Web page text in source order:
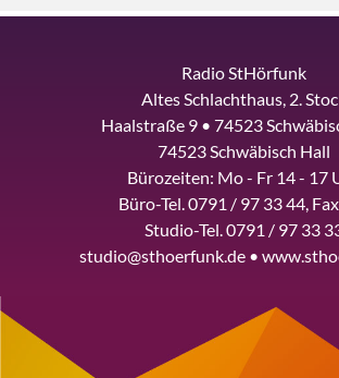
Radio StHörfunk
Altes Schlachthaus, 2.
Haalstraße 9 • 74523
74523 Schwäbisch Hall
Bürozeiten: Mo - Fr 14 - 17
Büro-Tel. 0791 / 97 33 44,
Studio-Tel. 0791 / 97 33
studio@sthoerfunk.de •